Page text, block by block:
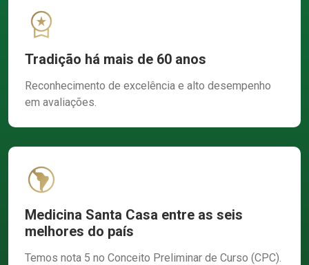
Tradição há mais de 60 anos
Reconhecimento de excelência e alto desempenho
em avaliações.
Medicina Santa Casa entre as seis
melhores do país
Temos nota 5 no Conceito Preliminar de Curso (CPC).